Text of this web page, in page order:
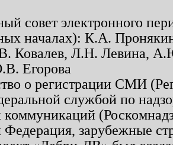
совет электронного
началах): К.А.
Ковалев, Л.Н. Левина,
Егорова
о регистрации СМИ
службой по
Федерация, зарубежные